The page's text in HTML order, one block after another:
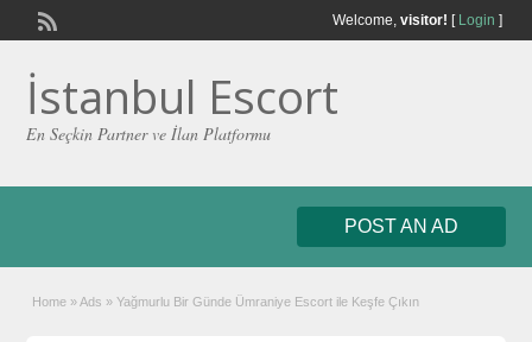
Welcome, visitor! [ Login ]
İstanbul Escort
En Seçkin Partner ve İlan Platformu
POST AN AD
Home » Ads » Yağmurlu Bir Günde Ümraniye Escort ile Keşfe Çıkın